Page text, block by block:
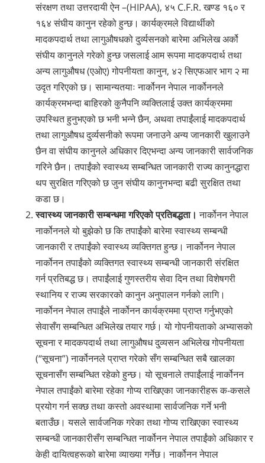
संरक्षण तथा उत्तरदायी ऐन –(HIPAA), ४५ C.F.R. खण्ड १६० र
१६४ संघीय कानुन रहेको हुन्छ। कार्यक्रमले विद्यार्थीको
मादकपदार्थ तथा लागुऔषधको दुर्व्यसनको बारेमा अभिलेख अर्को
संघीय कानुनले गरेको हुन्छ जसलाई आम रूपमा मादकपदार्थ तथा
अन्य लागुऔषध (एओए) गोपनीयता कानुन, ४२ सिएफआर भाग २ मा
उदृत गरिएको छ। सामान्यतयाः नार्कोनन नेपाल ‍नार्कोननले
कार्यक्रमभन्दा बाहिरको कुनैपनि व्यक्तिलाई उक्त कार्यक्रममा
उपस्थित हुनुभएको छ भनी भन्ने छैन, अथवा तपाईंलाई मादकपदार्थ
तथा लागुऔषध दुर्व्यसनीको रूपमा जनाउने अन्य जानकारी खुलाउने
छैन वा संघीय कानुनले अधिकार दिएभन्दा अन्य जानकारी सार्वजनिक
गरिने छैन। तपाईंको स्वास्थ्य सम्बन्धित जानकारी राज्य कानुनद्धारा
थप सुरक्षित गरिएको छ जुन संघीय कानुनभन्दा बढी सुरक्षित तथा
कडा छ।
स्वास्थ्य जानकारी सम्बन्धमा गरिएको प्रतिबद्धता। नार्कोनन नेपाल
‍नार्कोननले यो बुझेको छ कि तपाईंको बारेमा स्वास्थ्य सम्बन्धी
जानकारी र तपाईंको स्वास्थ्य व्यक्तिगत हुन्छ। नार्कोनन नेपाल
‍नार्कोनन तपाईंको व्यक्तिगत स्वास्थ्य सम्बन्धी जानकारी संरक्षित
गर्न प्रतिबद्ध छ। तपाईंलाई गुणस्तरीय सेवा दिन तथा विशेषगरी
स्थानिय र राज्य सरकारको कानुन अनुपालन गर्नको लागि।
नार्कोनन नेपाल तपाईंले नार्कोनन कार्यक्रममा प्राप्त गर्नुभएको
सेवा‍सँग सम्बन्धित अभिलेख तयार गर्छ। यो गोपनीयताको अभ्यासको
सूचना र मादकपदार्थ तथा लागुऔषध दु्व्यसन अभिलेख गोपनीयता
(“सूचना”) ‍नार्कोननले प्राप्त गरेको ‍सँग सम्बन्धित सबै खालका
सूचना‍सँग सम्बन्धित रहेको हुन्छ। यो सूचनाले तपाईंलाई नार्कोनन
नेपाल तपाईंको बारेमा रहेका गोप्य राखिएका जानकारीहरू क-कसले
प्रयोग गर्न सक्छ तथा कस्तो अवस्थामा सार्वजनिक गर्ने भनी
बताउँछ। यसले सार्वजनिक गरेका तथा गोप्य राखिएका स्वास्थ्य
सम्बन्धी जानकारीसँग सम्बन्धित नार्कोनन नेपाल तपाईंको अधिकार र
केही दायित्वहरूको बारेमा व्याख्या गर्नेछ। नार्कोनन नेपाल